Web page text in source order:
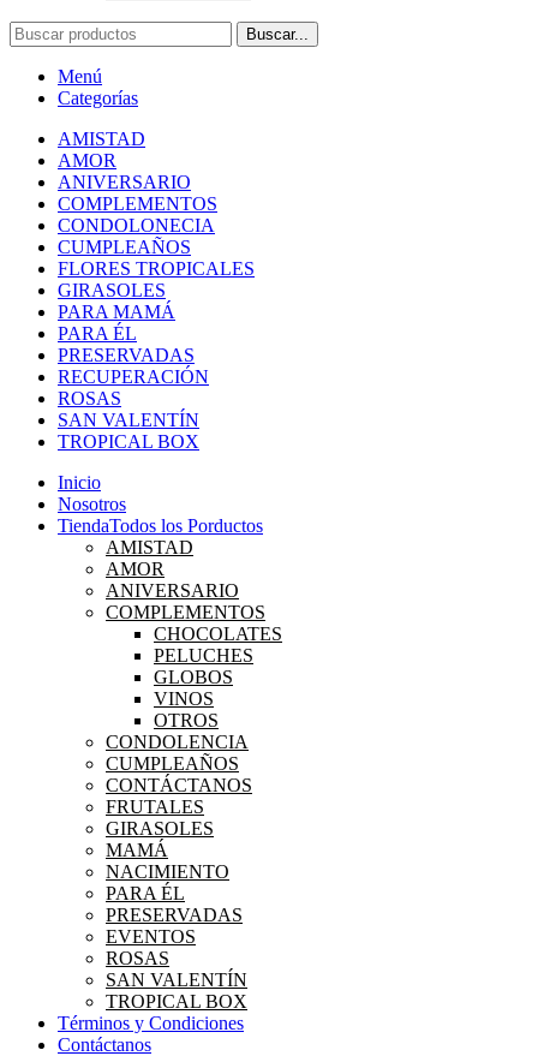
Buscar...
Menú
Categorías
AMISTAD
AMOR
ANIVERSARIO
COMPLEMENTOS
CONDOLONECIA
CUMPLEAÑOS
FLORES TROPICALES
GIRASOLES
PARA MAMÁ
PARA ÉL
PRESERVADAS
RECUPERACIÓN
ROSAS
SAN VALENTÍN
TROPICAL BOX
Inicio
Nosotros
TiendaTodos los Porductos
AMISTAD
AMOR
ANIVERSARIO
COMPLEMENTOS
CHOCOLATES
PELUCHES
GLOBOS
VINOS
OTROS
CONDOLENCIA
CUMPLEAÑOS
CONTÁCTANOS
FRUTALES
GIRASOLES
MAMÁ
NACIMIENTO
PARA ÉL
PRESERVADAS
EVENTOS
ROSAS
SAN VALENTÍN
TROPICAL BOX
Términos y Condiciones
Contáctanos